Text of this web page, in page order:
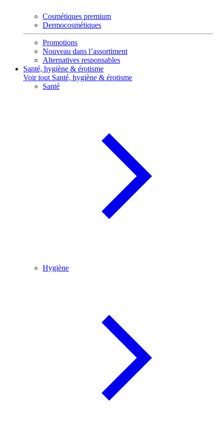
Cosmétiques premium
Dermocosmétiques
Promotions
Nouveau dans l’assortiment
Alternatives responsables
Santé, hygiène & érotisme
Voir tout Santé, hygiène & érotisme
Santé
Hygiène